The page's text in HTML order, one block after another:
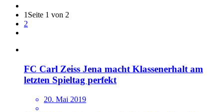
1Seite 1 von 2
2
FC Carl Zeiss Jena macht Klassenerhalt am
letzten Spieltag perfekt
20. Mai 2019